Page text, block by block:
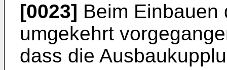
[0023] Beim Einbauen
umgekehrt
dass die